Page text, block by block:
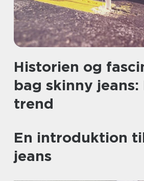
Historien og
bag skinny
trend
En introduktion
jeans